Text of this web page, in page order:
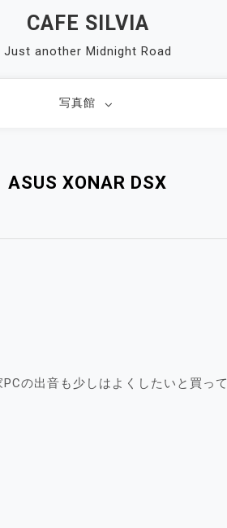
CAFE SILVIA
Just another Midnight Road
写真館
ASUS XONAR DSX
の出音も少しはよくしたいと買って